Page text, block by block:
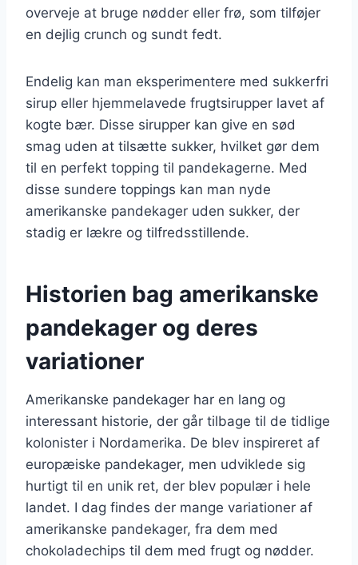
overveje at bruge nødder eller frø, som tilføjer
en dejlig crunch og sundt fedt.
Endelig kan man eksperimentere med sukkerfri
sirup eller hjemmelavede frugtsirupper lavet af
kogte bær. Disse sirupper kan give en sød
smag uden at tilsætte sukker, hvilket gør dem
til en perfekt topping til pandekagerne. Med
disse sundere toppings kan man nyde
amerikanske pandekager uden sukker, der
stadig er lækre og tilfredsstillende.
Historien bag amerikanske
pandekager og deres
variationer
Amerikanske pandekager har en lang og
interessant historie, der går tilbage til de tidlige
kolonister i Nordamerika. De blev inspireret af
europæiske pandekager, men udviklede sig
hurtigt til en unik ret, der blev populær i hele
landet. I dag findes der mange variationer af
amerikanske pandekager, fra dem med
chokoladechips til dem med frugt og nødder.